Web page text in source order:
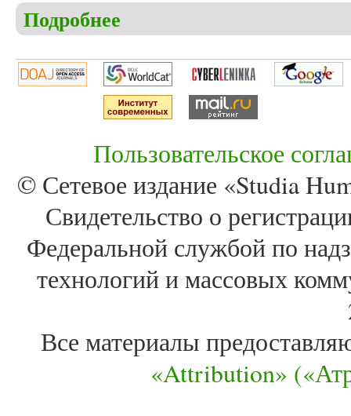
Подробнее
Пользовательское
© Сетевое издание «Studia
Свидетельство о
Федеральной службой по
технологий и массовых
Все материалы
«Attribution»